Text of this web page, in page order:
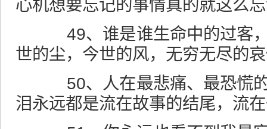
心机想要忘记的事情真的就这么
49、谁是谁生命中的过客，
世的尘，今世的风，无穷无尽的
50、人在最悲痛、最恐慌的
泪永远都是流在故事的结尾，流